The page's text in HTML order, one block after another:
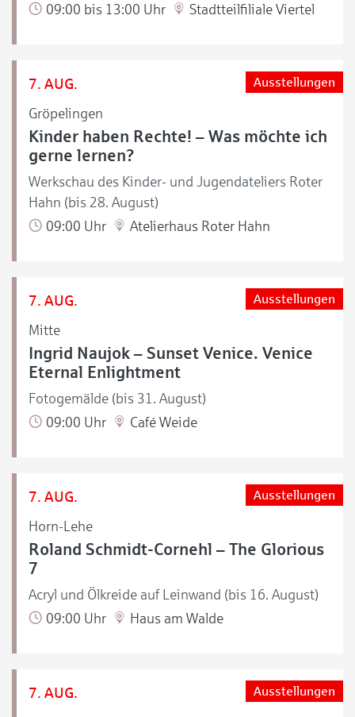
09:00 bis 13:00 Uhr
Stadtteilfiliale Viertel
7. AUG.
Gröpelingen
Ausstellungen
Kinder haben Rechte! – Was möchte ich
gerne lernen?
Werkschau des Kinder- und Jugendateliers Roter
Hahn (bis 28. August)
09:00 Uhr
Atelierhaus Roter Hahn
7. AUG.
Mitte
Ausstellungen
Ingrid Naujok – Sunset Venice. Venice
Eternal Enlightment
Fotogemälde (bis 31. August)
09:00 Uhr
Café Weide
7. AUG.
Horn-Lehe
Ausstellungen
Roland Schmidt-Cornehl – The Glorious
7
Acryl und Ölkreide auf Leinwand (bis 16. August)
09:00 Uhr
Haus am Walde
7. AUG. Ausstellungen